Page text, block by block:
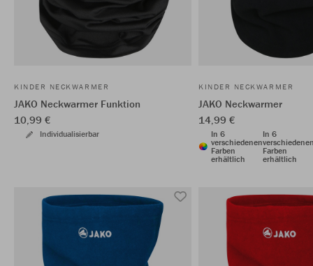
KINDER NECKWARMER
JAKO Neckwarmer Funktion
10,99 €
Individualisierbar
KINDER NECKWARMER
JAKO Neckwarmer
14,99 €
In 6
verschiedenen
Farben
erhältlich
In 6
Farben
erhältlich